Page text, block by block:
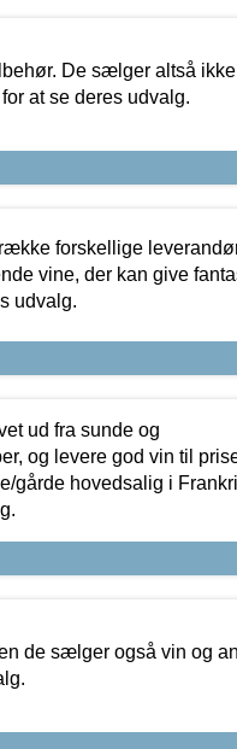
De sælger altså
at se deres udvalg.
forskellige
vine, der kan give
udvalg.
ud fra sunde og
og levere god vin til
gårde hovedsalig i
de sælger også vin og